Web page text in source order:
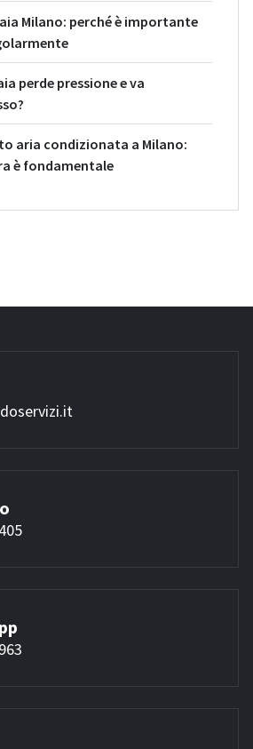
Milano: perché è importante
perde pressione e va
aria condizionata a Milano:
è fondamentale